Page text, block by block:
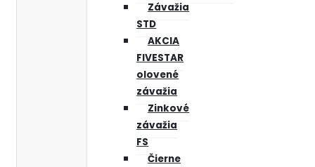
Závažia
STD
AKCIA
FIVESTAR
olovené
závažia
Zinkové
závažia
FS
Čierne